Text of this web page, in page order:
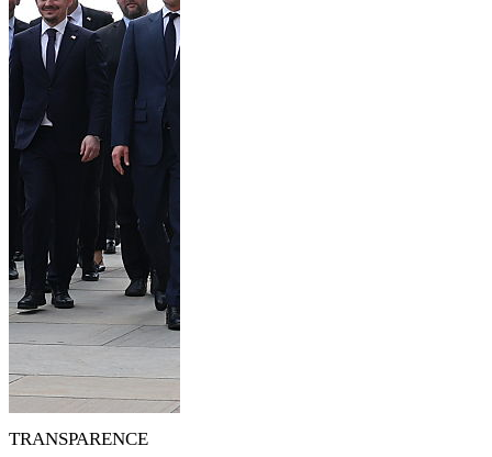
TRANSPARENCE